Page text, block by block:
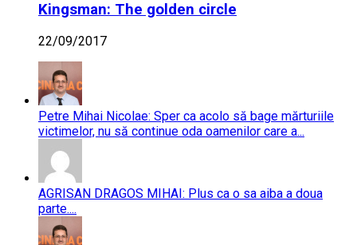
Kingsman: The golden circle
22/09/2017
Petre Mihai Nicolae: Sper ca acolo să bage mărturiile
victimelor, nu să continue oda oamenilor care a...
AGRISAN DRAGOS MIHAI: Plus ca o sa aiba a doua
parte....